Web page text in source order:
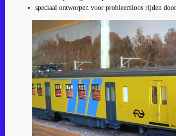
speciaal ontworpen voor probleemloos rijden